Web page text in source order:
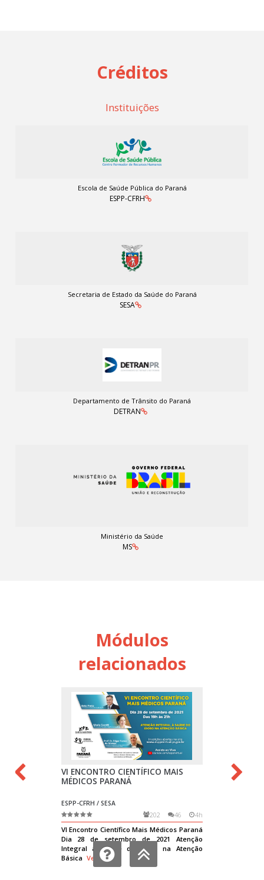
Créditos
Instituições
Escola de Saúde Pública do Paraná
ESPP-CFRH
Secretaria de Estado da Saúde do Paraná
SESA
Departamento de Trânsito do Paraná
DETRAN
Ministério da Saúde
MS
Módulos
relacionados